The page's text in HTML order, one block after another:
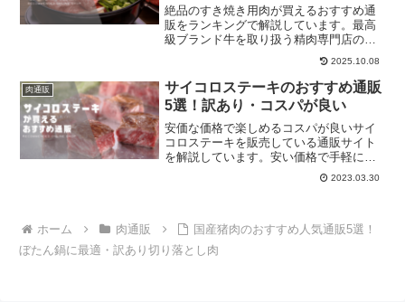
絶品のすき焼き用肉が買えるおすすめ通
販をランキングで解説しています。最高
級ブランド牛を取り扱う精肉専門店のお
すすめ通販をチェックしてください！
2025.10.08
肉通販
サイコロステーキのおすすめ通販
5選！訳あり・コスパが良い
安価な価格で楽しめるコスパが良いサイ
コロステーキを販売している通販サイト
を解説しています。安い価格で手軽にス
テーキを楽しめるのでそれぞれの通販を
2023.03.30
ホーム 肉通販
国産猪肉のおすすめ人気通販5選！
ぼたん鍋に最適・訳あり切り落とし肉